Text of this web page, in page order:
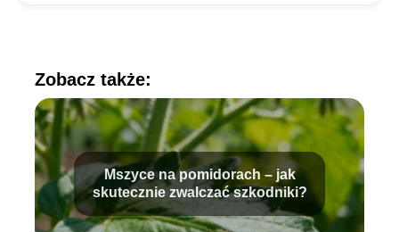
Zobacz także:
Mszyce na pomidorach – jak
skutecznie zwalczać szkodniki?